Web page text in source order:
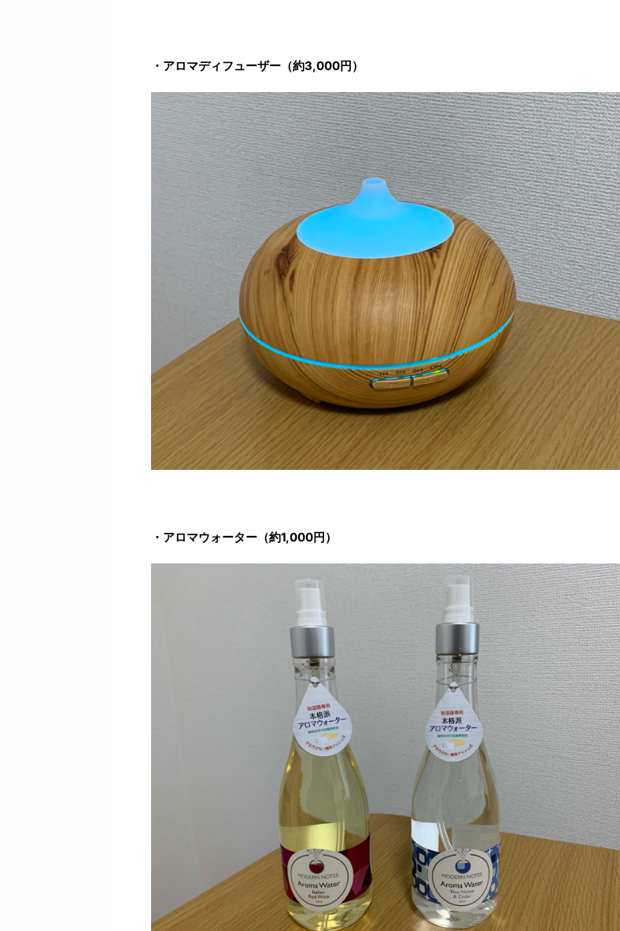
・アロマディフューザー（約3,000円）
・アロマウォーター（約1,000円）